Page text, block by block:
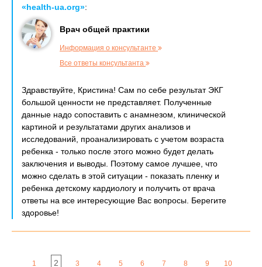
«health-ua.org»:
Врач общей практики
Информация о консультанте
Все ответы консультанта
Здравствуйте, Кристина! Сам по себе результат ЭКГ
большой ценности не представляет. Полученные
данные надо сопоставить с анамнезом, клинической
картиной и результатами других анализов и
исследований, проанализировать с учетом возраста
ребенка - только после этого можно будет делать
заключения и выводы. Поэтому самое лучшее, что
можно сделать в этой ситуации - показать пленку и
ребенка детскому кардиологу и получить от врача
ответы на все интересующие Вас вопросы. Берегите
здоровье!
1 2 3 4 5 6 7 8 9 10